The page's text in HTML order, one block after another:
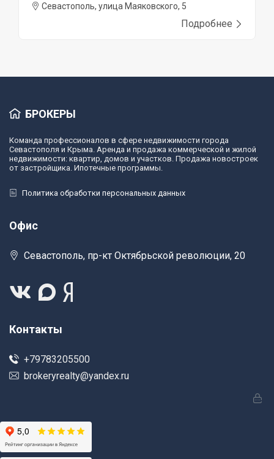
Севастополь, улица Маяковского, 5
Подробнее
БРОКЕРЫ
Команда профессионалов в сфере недвижимости города
Севастополя и Крыма. Аренда и продажа коммерческой и жилой
недвижимости: квартир, домов и участков. Продажа новостроек
от застройщика. Ипотечные программы.
Политика обработки персональных данных
Офис
Севастополь, пр-кт Октябрьской революции, 20
Контакты
+79783205500
brokeryrealty@yandex.ru